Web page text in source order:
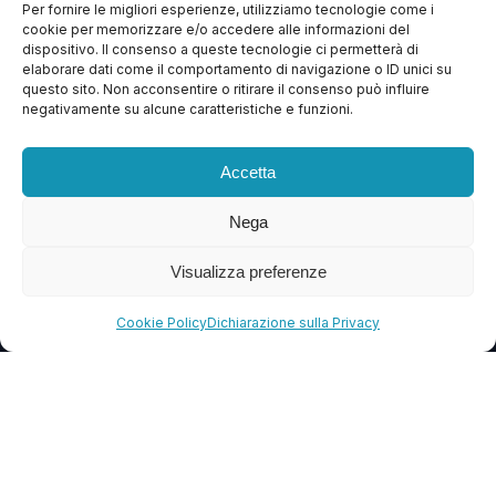
Per fornire le migliori esperienze, utilizziamo tecnologie come i
cookie per memorizzare e/o accedere alle informazioni del
dispositivo. Il consenso a queste tecnologie ci permetterà di
elaborare dati come il comportamento di navigazione o ID unici su
questo sito. Non acconsentire o ritirare il consenso può influire
negativamente su alcune caratteristiche e funzioni.
Accetta
Nega
Visualizza preferenze
Cookie PolicyDichiarazione sulla Privacy
Apri Ticket
Contattaci
Blog
FAQ